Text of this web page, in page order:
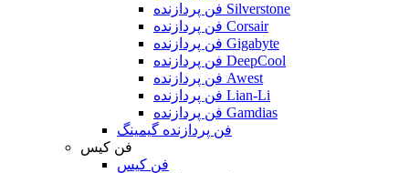
فن پردازنده Silverstone
فن پردازنده Corsair
فن پردازنده Gigabyte
فن پردازنده DeepCool
فن پردازنده Awest
فن پردازنده Lian-Li
فن پردازنده Gamdias
فن پردازنده گیمینگ
فن کیس
فن کیس